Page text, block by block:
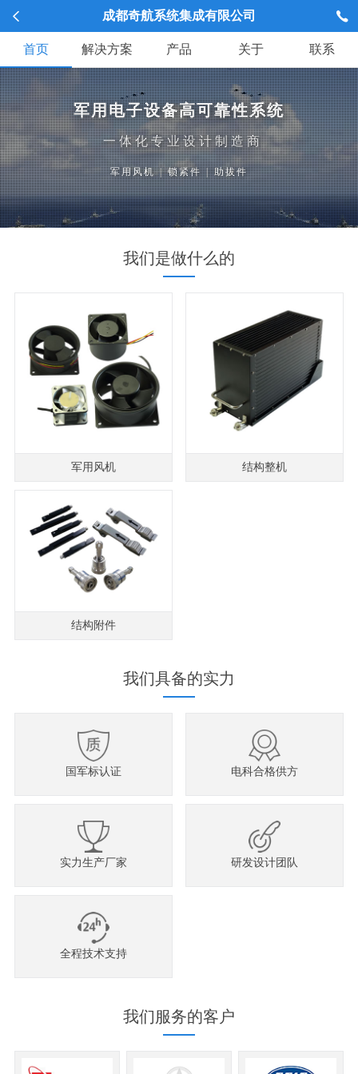
成都奇航系统集成有限公司
首页 解决方案 产品 关于 联系
军用电子设备高可靠性系统
一体化专业设计制造商
军用风机 | 锁紧件 | 助拔件
我们是做什么的
军用风机 结构整机
结构附件
我们具备的实力
国军标认证 电科合格供方
实力生产厂家 研发设计团队
全程技术支持
我们服务的客户